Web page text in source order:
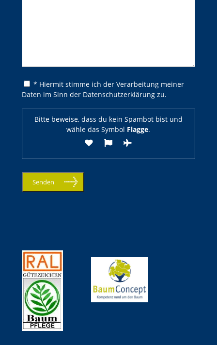
Bitte lasse dieses Feld leer.
Bitte lasse dieses Feld leer.
* Hiermit stimme ich der Verarbeitung meiner
Daten im Sinn der Datenschutzerklärung zu.
Bitte beweise, dass du kein Spambot bist und
wähle das Symbol Flagge.